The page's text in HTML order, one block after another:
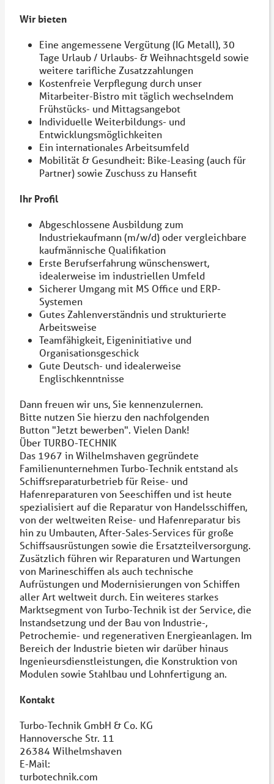
Wir bieten
Eine angemessene Vergütung (IG Metall), 30
Tage Urlaub / Urlaubs- & Weihnachtsgeld sowie
weitere tarifliche Zusatzzahlungen
Kostenfreie Verpflegung durch unser
Mitarbeiter-Bistro mit täglich wechselndem
Frühstücks- und Mittagsangebot
Individuelle Weiterbildungs- und
Entwicklungsmöglichkeiten
Ein internationales Arbeitsumfeld
Mobilität & Gesundheit: Bike-Leasing (auch für
Partner) sowie Zuschuss zu Hansefit
Ihr Profil
Abgeschlossene Ausbildung zum
Industriekaufmann (m/w/d) oder vergleichbare
kaufmännische Qualifikation
Erste Berufserfahrung wünschenswert,
idealerweise im industriellen Umfeld
Sicherer Umgang mit MS Office und ERP-
Systemen
Gutes Zahlenverständnis und strukturierte
Arbeitsweise
Teamfähigkeit, Eigeninitiative und
Organisationsgeschick
Gute Deutsch- und idealerweise
Englischkenntnisse
Dann freuen wir uns, Sie kennenzulernen.
Bitte nutzen Sie hierzu den nachfolgenden
Button "Jetzt bewerben". Vielen Dank!
Über TURBO-TECHNIK
Das 1967 in Wilhelmshaven gegründete
Familienunternehmen Turbo-Technik entstand als
Schiffsreparaturbetrieb für Reise- und
Hafenreparaturen von Seeschiffen und ist heute
spezialisiert auf die Reparatur von Handelsschiffen,
von der weltweiten Reise- und Hafenreparatur bis
hin zu Umbauten, After-Sales-Services für große
Schiffsausrüstungen sowie die Ersatzteilversorgung.
Zusätzlich führen wir Reparaturen und Wartungen
von Marineschiffen als auch technische
Aufrüstungen und Modernisierungen von Schiffen
aller Art weltweit durch. Ein weiteres starkes
Marktsegment von Turbo-Technik ist der Service, die
Instandsetzung und der Bau von Industrie-,
Petrochemie- und regenerativen Energieanlagen. Im
Bereich der Industrie bieten wir darüber hinaus
Ingenieursdienstleistungen, die Konstruktion von
Modulen sowie Stahlbau und Lohnfertigung an.
Kontakt
Turbo-Technik GmbH & Co. KG
Hannoversche Str. 11
26384 Wilhelmshaven
E-Mail:
turbotechnik.com